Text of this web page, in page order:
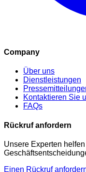
Company
Über uns
Dienstleistungen
Kontaktieren Sie
FAQs
Rückruf anfordern
Unsere Experten
Einen Rückruf